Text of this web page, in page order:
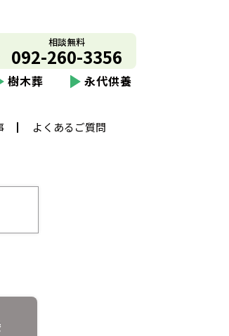
相談無料
092-260-3356
樹木葬 永代供養
よくあるご質問